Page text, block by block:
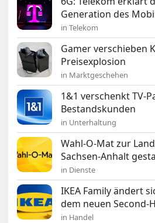
Generation des
in Telekom
Gamer verschieben
Preisexplosion
in Marktgeschehen
1&1 verschenkt TV-
Bestandskunden
in Unterhaltung
Wahl-O-Mat zur
Sachsen-Anhalt
in Dienste
IKEA Family ändert
dem neuen Second-
in Handel